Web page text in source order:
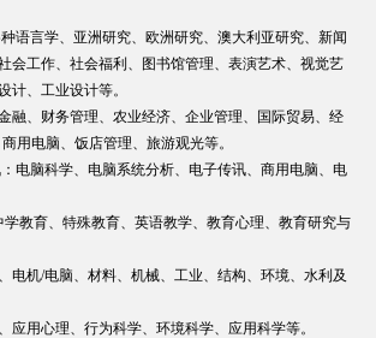
语言学、亚洲研究、欧洲研究、澳大利亚研究、新闻
会工作、社会福利、图书馆管理、表演艺术、视觉艺
计、工业设计等。
融、财务管理、农业经济、企业管理、国际贸易、经
用电脑、饭店管理、旅游观光等。
电脑科学、电脑系统分析、电子传讯、商用电脑、电
学教育、特殊教育、英语教学、教育心理、教育研究与
电机/电脑、材料、机械、工业、结构、环境、水利及
应用心理、行为科学、环境科学、应用科学等。